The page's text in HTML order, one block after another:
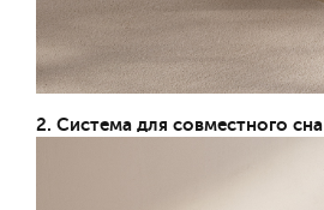
2. Система для совместного сна